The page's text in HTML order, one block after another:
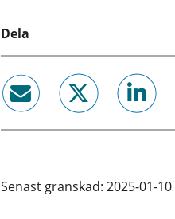
Dela
Senast granskad: 2025-01-10